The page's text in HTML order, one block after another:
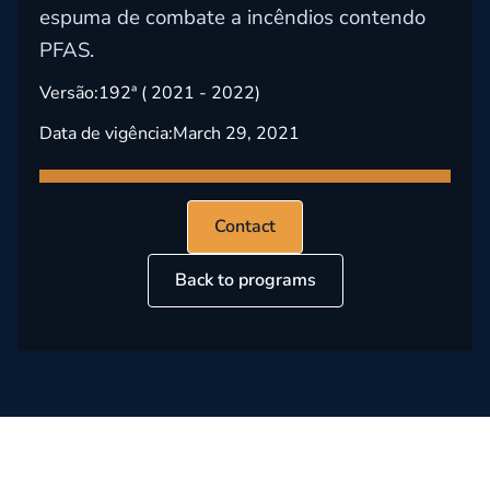
espuma de combate a incêndios contendo
PFAS.
Versão:192ª ( 2021 - 2022)
Data de vigência:March 29, 2021
Contact
Back to programs